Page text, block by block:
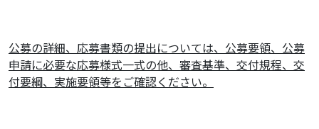
公募の詳細、応募書類の提出については、公募要領、公募
申請に必要な応募様式一式の他、審査基準、交付規程、交
付要綱、実施要領等をご確認ください。